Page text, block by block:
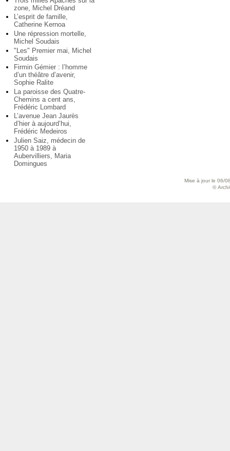
zone, Michel Dréand
L’esprit de famille,
Catherine Kernoa
Une répression mortelle,
Michel Soudais
"Les" Premier mai, Michel
Soudais
Firmin Gémier : l’homme
d’un théâtre d’avenir,
Sophie Ralite
La paroisse des Quatre-
Chemins a cent ans,
Frédéric Lombard
L’avenue Jean Jaurès
d’hier à aujourd’hui,
Frédéric Medeiros
Julien Saiz, médecin de
1950 à 1989 à
Aubervilliers, Maria
Domingues
Mise à jour le 06/
©